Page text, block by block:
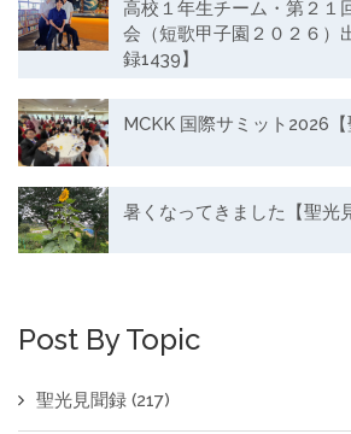
高校１年生チーム・第２１
会（短歌甲子園２０２６）
録1439】
MCKK 国際サミット2026【
暑くなってきました【聖光
Post By Topic
聖光見聞録 (217)